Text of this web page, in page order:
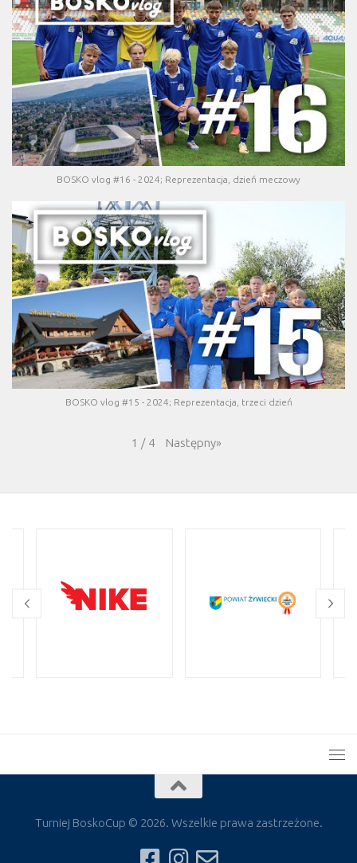
BOSKO vlog #16 - 2024; Reprezentacja, dzień meczowy
BOSKO vlog #15 - 2024; Reprezentacja, trzeci dzień
1 / 4 Następny»
Turniej BoskoCup © 2026. Wszelkie prawa zastrzeżone.